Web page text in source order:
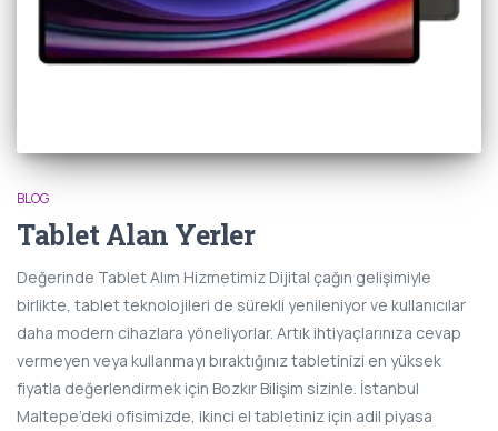
BLOG
Tablet Alan Yerler
Değerinde Tablet Alım Hizmetimiz Dijital çağın gelişimiyle
birlikte, tablet teknolojileri de sürekli yenileniyor ve kullanıcılar
daha modern cihazlara yöneliyorlar. Artık ihtiyaçlarınıza cevap
vermeyen veya kullanmayı bıraktığınız tabletinizi en yüksek
fiyatla değerlendirmek için Bozkır Bilişim sizinle. İstanbul
Maltepe’deki ofisimizde, ikinci el tabletiniz için adil piyasa